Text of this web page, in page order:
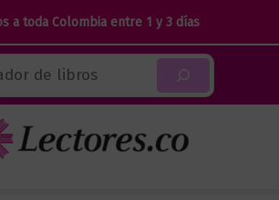
a toda Colombia entre 1 y 3 días